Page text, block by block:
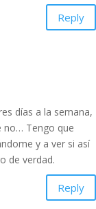
Reply
días a la semana,
no… Tengo que
y a ver si así
de verdad.
Reply